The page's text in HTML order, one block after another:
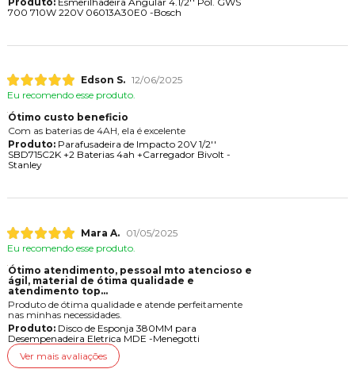
700 710W 220V 06013A30E0 -Bosch
Edson S. 12/06/2025
Eu recomendo esse produto.
Ótimo custo beneficio
Com as baterias de 4AH, ela é excelente
Produto:Parafusadeira de Impacto 20V 1/2''
SBD715C2K +2 Baterias 4ah +Carregador Bivolt -
Stanley
Mara A.
01/05/2025
Eu recomendo esse produto.
Ótimo atendimento, pessoal mto atencioso e
gil, material de ótima qualidade e
atendimento top...
Produto de ótima qualidade e atende perfeitamente
nas minhas necessidades.
Produto:Disco de Esponja 380MM para
Desempenadeira Eletrica MDE -Menegotti
Ver mais avaliações